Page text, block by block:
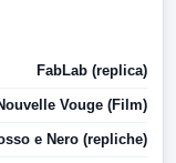
FabLab (replica)
Vouge (Film)
e Nero (repliche)